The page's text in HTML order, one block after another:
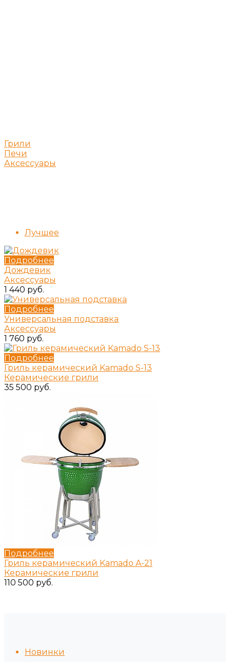
Грили
Печи
Аксессуары
Лучшее
Подробнее
Дождевик
Аксессуары
1 440 руб.
Подробнее
Универсальная подставка
Аксессуары
1 760 руб.
Подробнее
Гриль керамический Kamado S-13
Керамические грили
35 500 руб.
Подробнее
Гриль керамический Kamado A-21
Керамические грили
110 500 руб.
Новинки